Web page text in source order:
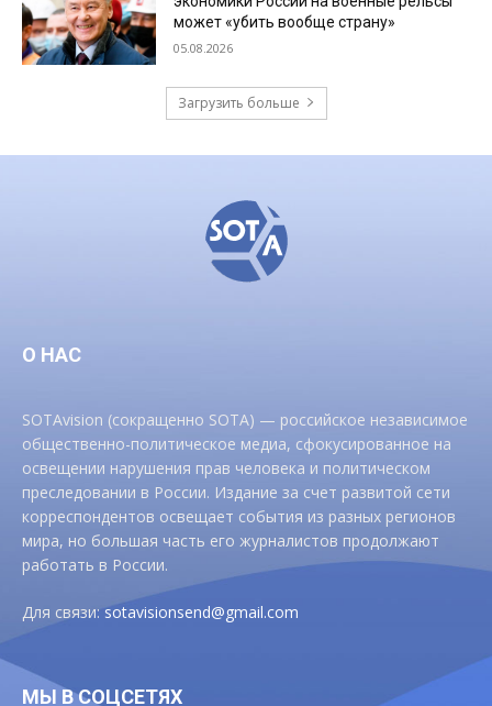
может «убить вообще страну»
05.08.2026
Загрузить больше
О НАС
SOTAvision (сокращенно SOTA) — российское независимое
общественно-политическое медиа, сфокусированное на
освещении нарушения прав человека и политическом
преследовании в России. Издание за счет развитой сети
корреспондентов освещает события из разных регионов
мира, но большая часть его журналистов продолжают
работать в России.
Для связи:sotavisionsend@gmail.com
МЫ В СОЦСЕТЯХ